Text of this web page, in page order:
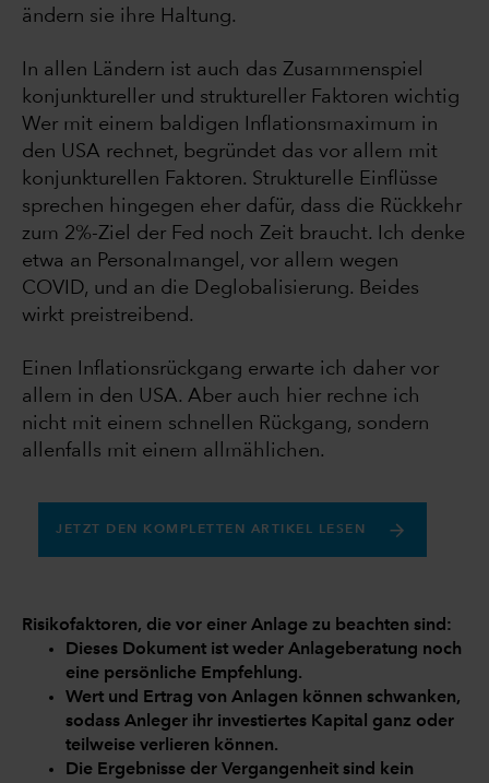
ändern sie ihre Haltung.
In allen Ländern ist auch das Zusammenspiel
konjunktureller und struktureller Faktoren wichtig
Wer mit einem baldigen Inflationsmaximum in
den USA rechnet, begründet das vor allem mit
konjunkturellen Faktoren. Strukturelle Einflüsse
sprechen hingegen eher dafür, dass die Rückkehr
zum 2%-Ziel der Fed noch Zeit braucht. Ich denke
etwa an Personalmangel, vor allem wegen
COVID, und an die Deglobalisierung. Beides
wirkt preistreibend.
Einen Inflationsrückgang erwarte ich daher vor
allem in den USA. Aber auch hier rechne ich
nicht mit einem schnellen Rückgang, sondern
allenfalls mit einem allmählichen.
JETZT DEN KOMPLETTEN ARTIKEL LESEN
Risikofaktoren, die vor einer Anlage zu beachten sind:
Dieses Dokument ist weder Anlageberatung noch
eine persönliche Empfehlung.
Wert und Ertrag von Anlagen können schwanken,
sodass Anleger ihr investiertes Kapital ganz oder
teilweise verlieren können.
Die Ergebnisse der Vergangenheit sind kein